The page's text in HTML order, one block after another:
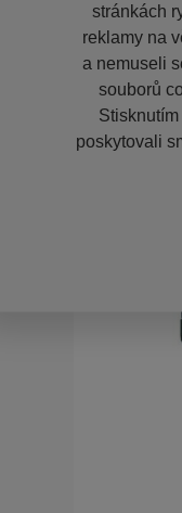
stránkách
reklamy na
a nemuseli
souborů
poskytovali